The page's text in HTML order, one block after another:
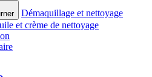
Démaquillage et nettoyage
et crème de nettoyage